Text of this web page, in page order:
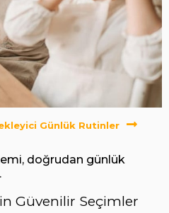
Günlük Rutinler
doğrudan günlük
Güvenilir Seçimler